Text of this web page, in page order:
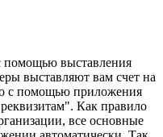
помощью выставления
выставляют вам счет на
с помощью приложения
Как правило
все основные